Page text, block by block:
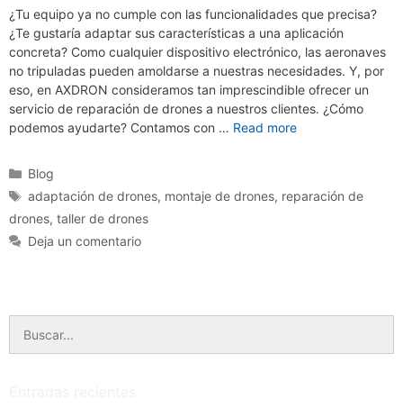
¿Tu equipo ya no cumple con las funcionalidades que precisa?
¿Te gustaría adaptar sus características a una aplicación
concreta? Como cualquier dispositivo electrónico, las aeronaves
no tripuladas pueden amoldarse a nuestras necesidades. Y, por
eso, en AXDRON consideramos tan imprescindible ofrecer un
servicio de reparación de drones a nuestros clientes. ¿Cómo
podemos ayudarte? Contamos con … Read more
Categorías
Blog
Etiquetas
adaptación de drones, montaje de drones, reparación de
drones, taller de drones
Deja un comentario